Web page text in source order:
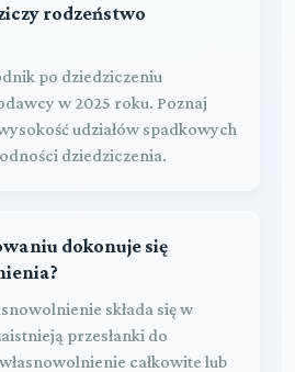
rodzeństwo
po dziedziczeniu
w 2025 roku. Poznaj
udziałów spadkowych
dziedziczenia.
dokonuje się
składa się w
przesłanki do
całkowite lub